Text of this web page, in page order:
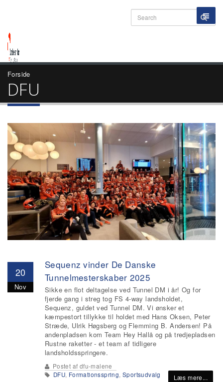
Forside
DFU
20
Nov
Sequenz vinder De Danske
Tunnelmesterskaber 2025
Sikke en flot deltagelse ved Tunnel DM i år! Og for
fjerde gang i streg tog FS 4-way landsholdet,
Sequenz, guldet ved Tunnel DM. Vi ønsker et
kæmpestort tillykke til holdet med Hans Oksen, Peter
Stræde, Ulrik Høgsberg og Flemming B. Andersen! På
andenpladsen kom Team Hey Hallå og på tredjepladsen
Rustne raketter - et team af tidligere
landsholdsspringere.
Postet af dfu-malene
DFU, Formationsspring,Sportsudvalg Læs mere...